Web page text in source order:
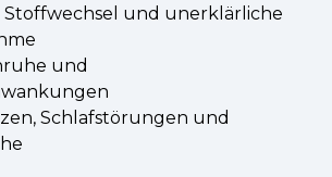
Stoffwechsel und unerklärliche
und
Schlafstörungen und